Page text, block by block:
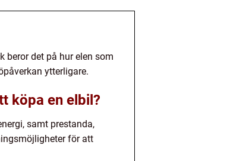
beror det på hur elen som
ytterligare.
köpa en elbil?
samt prestanda,
för att